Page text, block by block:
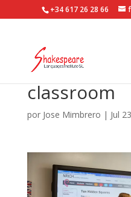
+34 617 26 28 66
classroom
por Jose Mimbrero | Jul